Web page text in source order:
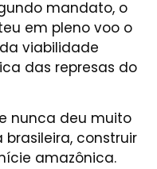
mandato, o
em pleno voo o
viabilidade
das represas do
nunca deu muito
construir
amazônica.